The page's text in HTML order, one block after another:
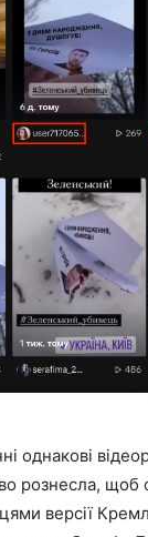
однакові
рознесла, щоб
версії